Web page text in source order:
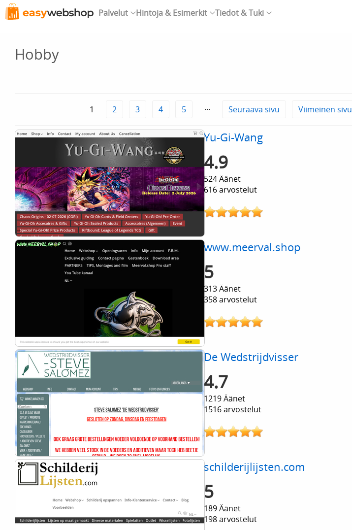
Palvelut Hintoja & Esimerkit Tiedot & Tuki
Hobby
1 2 3 4 5 ··· Seuraava sivu Viimeinen sivu
Yu-Gi-Wang
4.9
524 Äänet
616 arvostelut
www.meerval.shop
5
313 Äänet
358 arvostelut
De Wedstrijdvisser
4.7
1219 Äänet
1516 arvostelut
schilderijlijsten.com
5
189 Äänet
198 arvostelut